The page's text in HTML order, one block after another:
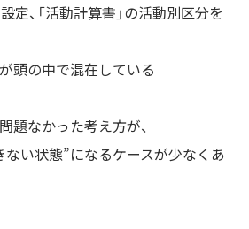
定、「活動計算書」の活動別区分を
頭の中で混在している
題なかった考え方が、
い状態”になるケースが少なくあ